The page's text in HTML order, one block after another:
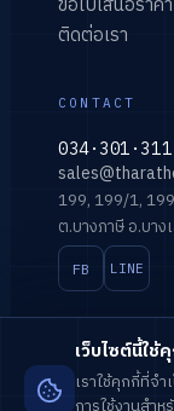
ติดต่อเรา
CONTACT
034·301·311
199, 199/1,
ต.บางภาษี อ.บา
FB LINE
© 2026บริษัท
เว็บไซต์นี้ใช้
เราใช้คุกกี้ที่จ